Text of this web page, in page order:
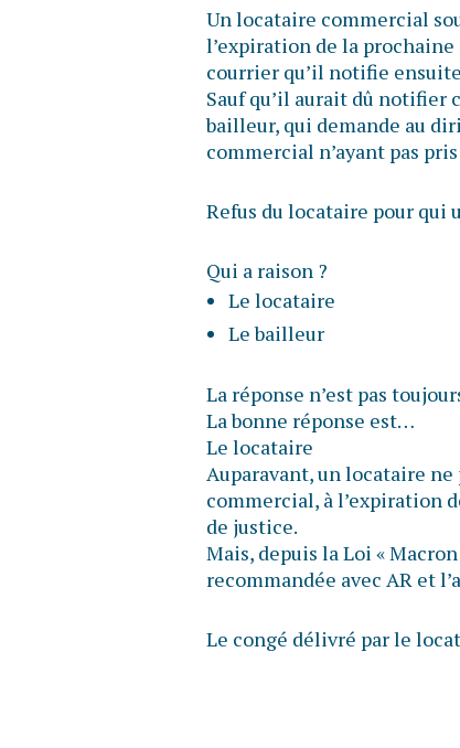
Un locataire commercial
l’expiration de la
courrier qu’il notifie
Sauf qu’il aurait dû notifier
bailleur, qui demande au
commercial n’ayant pas
Refus du locataire pour
Qui a raison ?
Le locataire
Le bailleur
La réponse n’est pas
La bonne réponse est…
Le locataire
Auparavant, un locataire
commercial, à l’expiration
de justice.
Mais, depuis la Loi «
recommandée avec AR et
Le congé délivré par le